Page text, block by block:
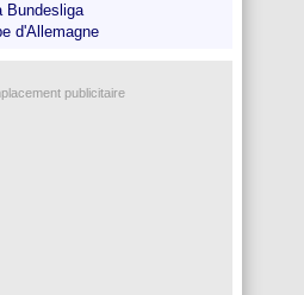
Bundesliga
d'Allemagne
publicitaire